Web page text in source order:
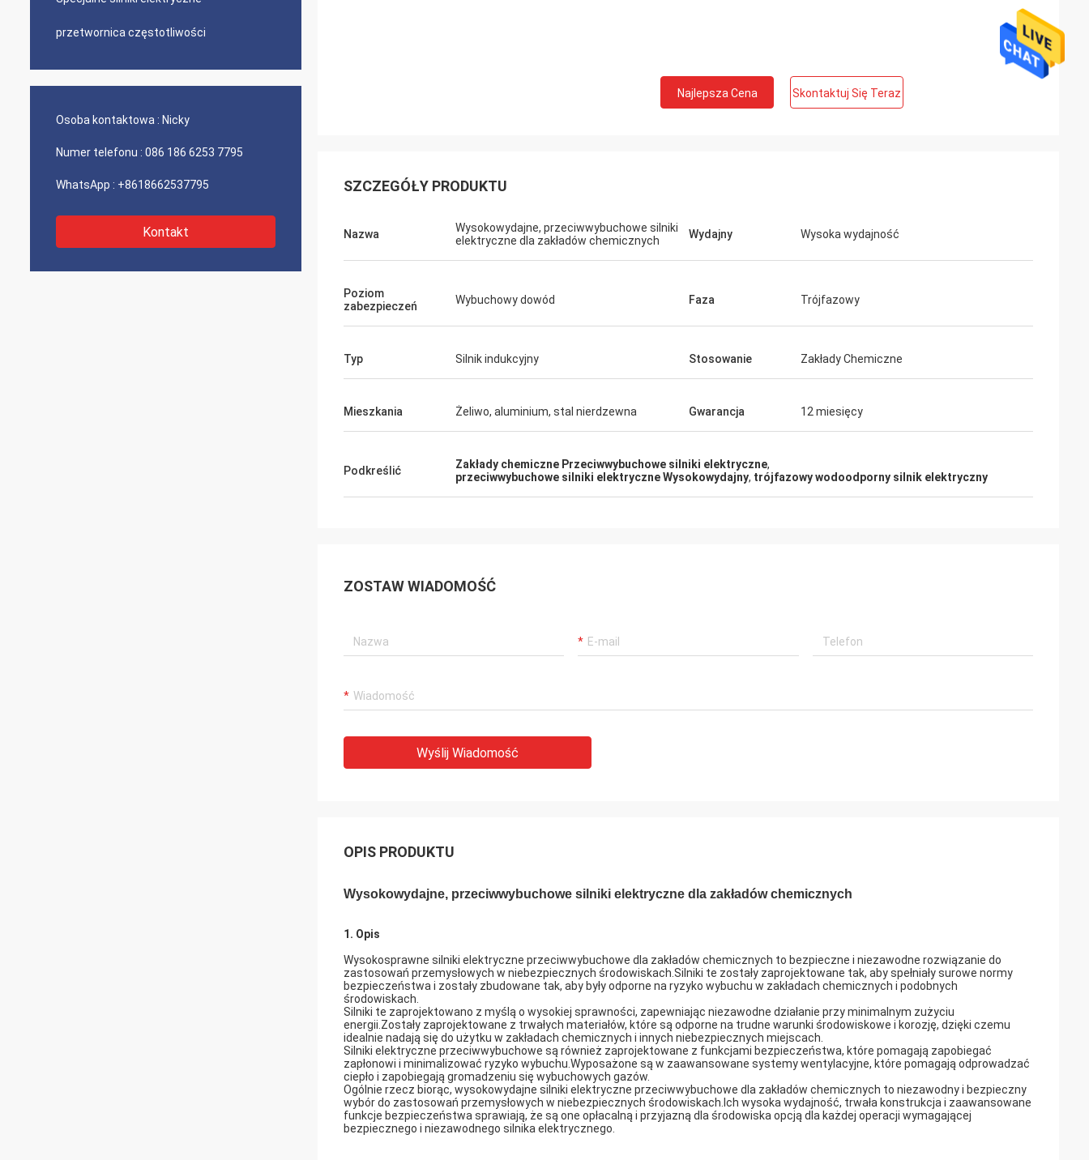
przetwornica częstotliwości
Osoba kontaktowa : Nicky
Numer telefonu : 086 186 6253 7795
WhatsApp : +8618662537795
Kontakt
Najlepsza Cena Skontaktuj Się Teraz
SZCZEGÓŁY PRODUKTU
Nazwa
Wysokowydajne, przeciwwybuchowe silniki
elektryczne dla zakładów chemicznych
Wydajny Wysoka wydajność
Poziom
zabezpieczeń
Wybuchowy dowód Faza Trójfazowy
Typ Silnik indukcyjny Stosowanie Zakłady Chemiczne
Mieszkania Żeliwo, aluminium, stal nierdzewna Gwarancja 12 miesięcy
Podkreślić Zakłady chemiczne Przeciwwybuchowe silniki elektryczne,
przeciwwybuchowe silniki elektryczne Wysokowydajny, trójfazowy wodoodporny silnik elektryczny
ZOSTAW WIADOMOŚĆ
Wyślij Wiadomość
OPIS PRODUKTU
Wysokowydajne, przeciwwybuchowe silniki elektryczne dla zakładów chemicznych
1. Opis
Wysokosprawne silniki elektryczne przeciwwybuchowe dla zakładów chemicznych to bezpieczne i niezawodne rozwiązanie do
zastosowań przemysłowych w niebezpiecznych środowiskach.Silniki te zostały zaprojektowane tak, aby spełniały surowe normy
bezpieczeństwa i zostały zbudowane tak, aby były odporne na ryzyko wybuchu w zakładach chemicznych i podobnych
środowiskach.
Silniki te zaprojektowano z myślą o wysokiej sprawności, zapewniając niezawodne działanie przy minimalnym zużyciu
energii.Zostały zaprojektowane z trwałych materiałów, które są odporne na trudne warunki środowiskowe i korozję, dzięki czemu
idealnie nadają się do użytku w zakładach chemicznych i innych niebezpiecznych miejscach.
Silniki elektryczne przeciwwybuchowe są również zaprojektowane z funkcjami bezpieczeństwa, które pomagają zapobiegać
zapłonowi i minimalizować ryzyko wybuchu.Wyposażone są w zaawansowane systemy wentylacyjne, które pomagają odprowadzać
ciepło i zapobiegają gromadzeniu się wybuchowych gazów.
Ogólnie rzecz biorąc, wysokowydajne silniki elektryczne przeciwwybuchowe dla zakładów chemicznych to niezawodny i bezpieczny
wybór do zastosowań przemysłowych w niebezpiecznych środowiskach.Ich wysoka wydajność, trwała konstrukcja i zaawansowane
funkcje bezpieczeństwa sprawiają, że są one opłacalną i przyjazną dla środowiska opcją dla każdej operacji wymagającej
bezpiecznego i niezawodnego silnika elektrycznego.